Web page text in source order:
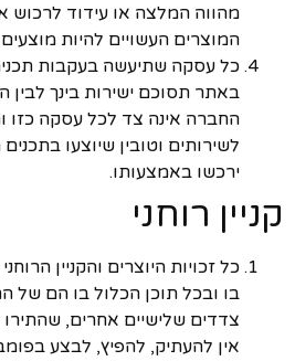
מהווה המלצה או עידוד לרכוש
המוצרים העשויים להיות
כל עסקה שתיעשה בעקבות
באתר תסוכם ישירות בינך
החברה אינה צד לכל עסקה כזו
לשירותים וטובין שיוצעו
ירכשו באמצעותו.
קניין רוחני
כל זכויות היוצרים והקניין
בו ובכל תוכן הכלול בו הם של
צדדים שלישיים אחרים,
אין להעתיק, להפיץ, לבצע